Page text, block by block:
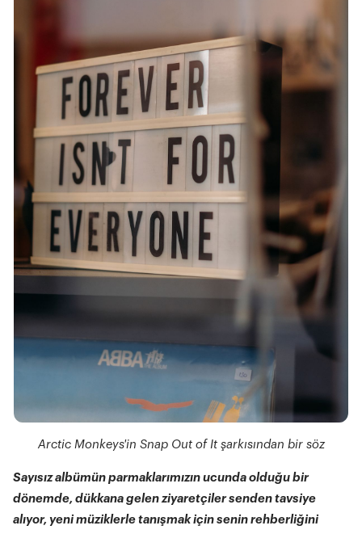
Arctic Monkeys'in Snap Out of It şarkısından bir söz
Sayısız albümün parmaklarımızın ucunda olduğu bir
dönemde, dükkana gelen ziyaretçiler senden tavsiye
alıyor, yeni müziklerle tanışmak için senin rehberliğini